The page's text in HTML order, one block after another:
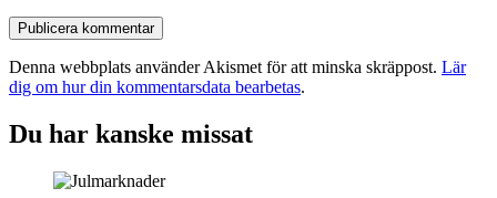
Denna webbplats använder Akismet för att minska skräppost. Lär
dig om hur din kommentarsdata bearbetas.
Du har kanske missat